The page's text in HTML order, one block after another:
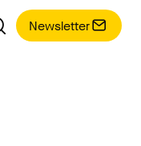
Newsletter